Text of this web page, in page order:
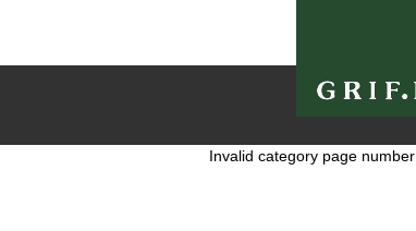
Invalid category page number